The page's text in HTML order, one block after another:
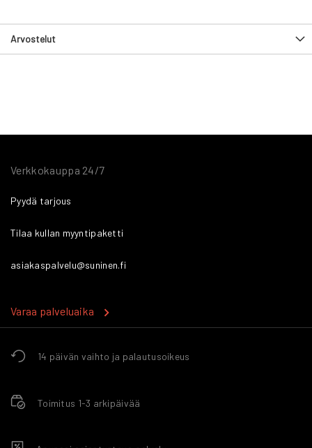
Arvostelut
14 päivän vaihto ja palautusoikeus
Toimitus 1-3 arkipäivää
Verkkokauppa 24/7
Pyydä tarjous
Tilaa kullan myyntipaketti
asiakaspalvelu@suninen.fi
Varaa palveluaika